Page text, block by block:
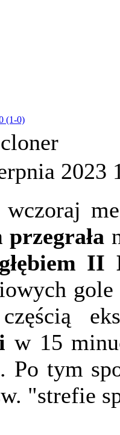
(1-0)
2023
wczoraj
II
w 15
Po tym
"strefie